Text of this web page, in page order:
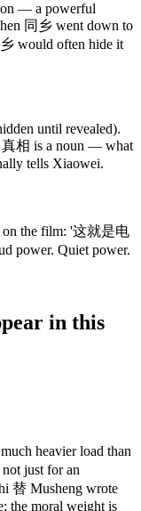
— a powerful
同乡 went down to
would often hide it
until revealed).
真相 is a noun — what
tells Xiaowei.
on the film: '这就是电
power. Quiet power.
in this
heavier load than
just for an
替 Musheng wrote
the moral weight is